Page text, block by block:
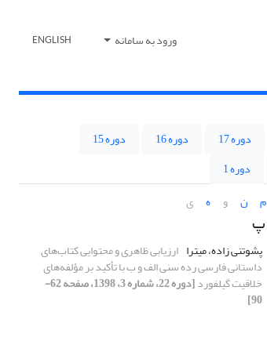
ورود به سامانه ENGLISH
دوره 17 دوره 16
دوره 15
دوره 1
م ن و ه ی
پ
پشوتنی زاده، میترا ارزیابی ظاهری و محتوایی کتاب‌های
داستانی فارسی رده‌ سنی الف و ب با تأکید بر مؤلفه‌های
خلاقیت گیلفورد [دوره 22، شماره 3، 1398، صفحه 62-
90]